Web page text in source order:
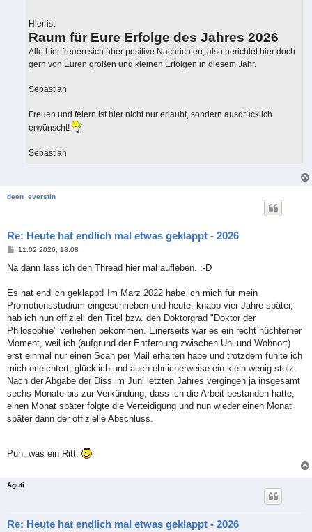
Hier ist
Raum für Eure Erfolge des Jahres 2026
Alle hier freuen sich über positive Nachrichten, also berichtet hier doch
gern von Euren großen und kleinen Erfolgen in diesem Jahr.
Sebastian
Freuen und feiern ist hier nicht nur erlaubt, sondern ausdrücklich
erwünscht!
Sebastian
deen_everstin
Re: Heute hat endlich mal etwas geklappt - 2026
B
i
a
11.02.2026, 18:08
Na dann lass ich den Thread hier mal aufleben. :-D
Es hat endlich geklappt! Im März 2022 habe ich mich für mein
Promotionsstudium eingeschrieben und heute, knapp vier Jahre später,
hab ich nun offiziell den Titel bzw. den Doktorgrad "Doktor der
Philosophie" verliehen bekommen. Einerseits war es ein recht nüchterner
Moment, weil ich (aufgrund der Entfernung zwischen Uni und Wohnort)
erst einmal nur einen Scan per Mail erhalten habe und trotzdem fühlte ich
mich erleichtert, glücklich und auch ehrlicherweise ein klein wenig stolz.
Nach der Abgabe der Diss im Juni letzten Jahres vergingen ja insgesamt
sechs Monate bis zur Verkündung, dass ich die Arbeit bestanden hatte,
einen Monat später folgte die Verteidigung und nun wieder einen Monat
später dann der offizielle Abschluss.
Puh, was ein Ritt.
Aguti
Re: Heute hat endlich mal etwas geklappt - 2026